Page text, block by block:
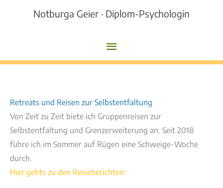
Notburga Geier · Diplom-Psychologin
Hauptmenü
Retreats und Reisen zur Selbstentfaltung
Von Zeit zu Zeit biete ich Gruppenreisen zur
Selbstentfaltung und Grenzerweiterung an. Seit 2018
führe ich im Sommer auf Rügen eine Schweige-Woche
durch.
Hier gehts zu den Reiseberichten: